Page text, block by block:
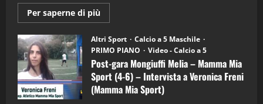
Per saperne di più
informazioni
Post-
gara
Mongiuffi
Melia
–
Mamma
Mia
Sport
Altri Sport
Calcio a 5 Maschile
PRIMO PIANO
Video - Calcio a 5
Post-gara Mongiuffi Melia – Mamma Mia
Sport (4-6) – Intervista a Veronica Freni
(Mamma Mia Sport)
3
"SportEmpire" in Podcast
“SportEmpire” in Podcast: 28^ Puntata
(Martedi 21 Aprile 2026)
21/04/2026